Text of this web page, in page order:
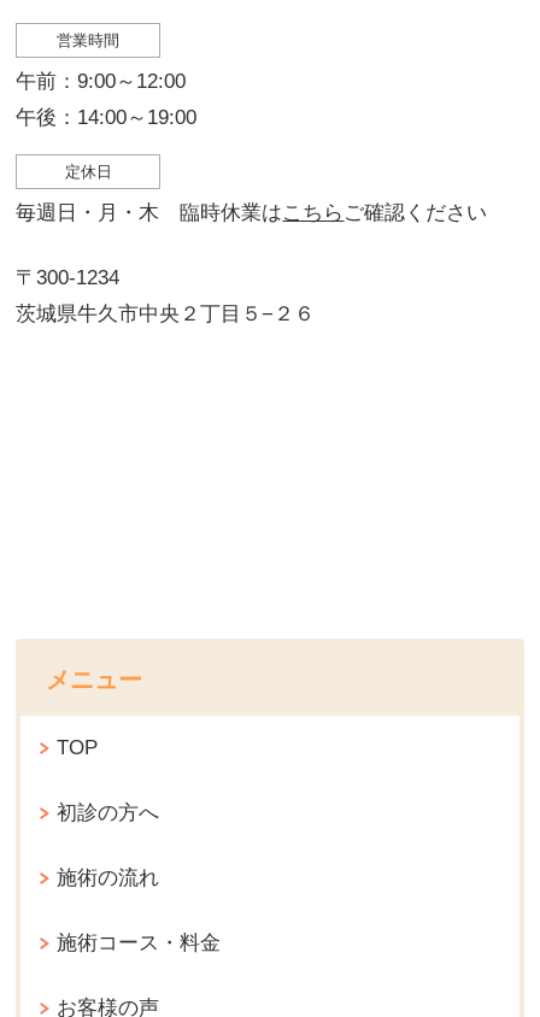
営業時間
午前：9:00～12:00
午後：14:00～19:00
定休日
毎週日・月・木 臨時休業はこちら ご確認ください
〒300-1234
茨城県牛久市中央２丁目５−２６
メニュー
TOP
初診の方へ
施術の流れ
施術コース・料金
お客様の声